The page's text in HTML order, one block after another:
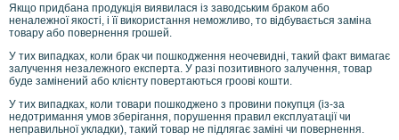
g
e
=
5
/
?
g
c
l
Якщо придбана продукція виявилася із заводським браком або
неналежної якості, і її використання неможливо, то відбувається заміна
товару або повернення грошей.
У тих випадках, коли брак чи пошкодження неочевидні, такий факт вимагає
залучення незалежного експерта. У разі позитивного залучення, товар
буде замінений або клієнту повертаються гроові кошти.
У тих випадках, коли товари пошкоджено з провини покупця (із-за
недотримання умов зберігання, порушення правил експлуатації чи
неправильної укладки), такий товар не підлягає заміні чи повернення.